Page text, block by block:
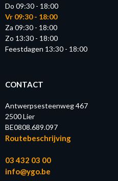
Do 09:30 - 18:00
Vr 09:30 - 18:00
Za 09:30 - 18:00
Zo 13:30 - 18:00
Feestdagen 13:30 - 18:00
CONTACT
Antwerpsesteenweg 467
2500 Lier
BE0808.689.097
Routebeschrijving
03 432 03 00
info@ygo.be